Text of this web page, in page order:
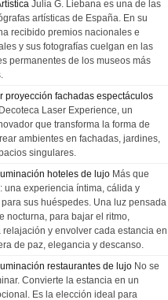
Julia G. Liebana es una de las
artísticas de España. En su
recibido premios nacionales e
y sus fotografías cuelgan en las
permanentes de los museos más
proyección fachadas espectáculos
Laser Experience, un
que transforma la forma de
ambientes en fachadas, jardines,
singulares.
hoteles de lujo Más que
una experiencia íntima, cálida y
sus huéspedes. Una luz pensada
nocturna, para bajar el ritmo,
relajación y envolver cada estancia en
de paz, elegancia y descanso.
restaurantes de lujo No se
Convierte la estancia en un
Es la elección ideal para